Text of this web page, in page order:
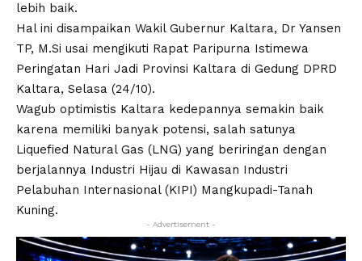
lebih baik.
Hal ini disampaikan Wakil Gubernur Kaltara, Dr Yansen
TP, M.Si usai mengikuti Rapat Paripurna Istimewa
Peringatan Hari Jadi Provinsi Kaltara di Gedung DPRD
Kaltara, Selasa (24/10).
Wagub optimistis Kaltara kedepannya semakin baik
karena memiliki banyak potensi, salah satunya
Liquefied Natural Gas (LNG) yang beriringan dengan
berjalannya Industri Hijau di Kawasan Industri
Pelabuhan Internasional (KIPI) Mangkupadi-Tanah
Kuning.
- Advertisement -